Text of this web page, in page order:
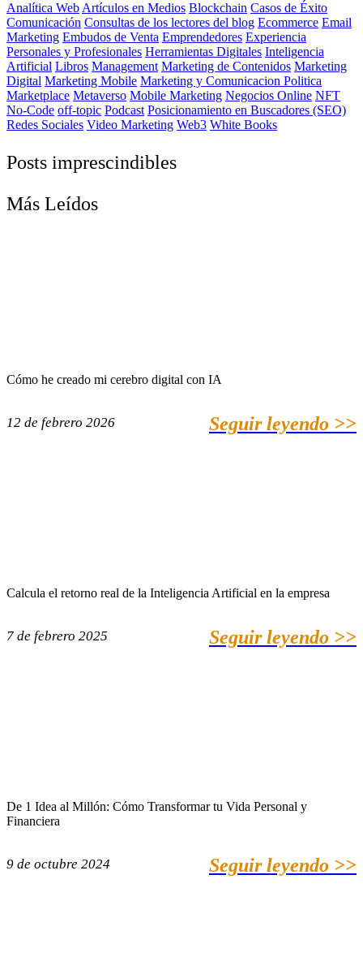
Analítica Web Artículos en Medios Blockchain Casos de Éxito
Comunicación Consultas de los lectores del blog Ecommerce Email
Marketing Embudos de Venta Emprendedores Experiencia
Personales y Profesionales Herramientas Digitales Inteligencia
Artificial Libros Management Marketing de Contenidos Marketing
Digital Marketing Mobile Marketing y Comunicacion Politica
Marketplace Metaverso Mobile Marketing Negocios Online NFT
No-Code off-topic Podcast Posicionamiento en Buscadores (SEO)
Redes Sociales Video Marketing Web3 White Books
Posts imprescindibles
Más Leídos
Cómo he creado mi cerebro digital con IA
12 de febrero 2026 Seguir leyendo >>
Calcula el retorno real de la Inteligencia Artificial en la empresa
7 de febrero 2025 Seguir leyendo >>
De 1 Idea al Millón: Cómo Transformar tu Vida Personal y
Financiera
9 de octubre 2024 Seguir leyendo >>